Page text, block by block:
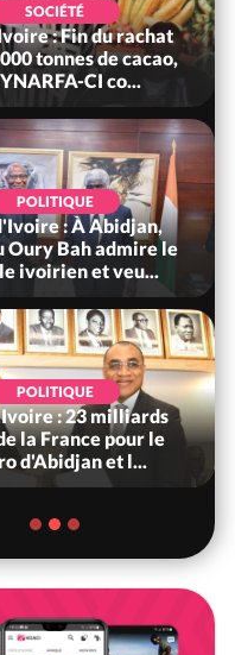
SOCIÉTÉ
: MIRAH, bras
de la mutuelle,
CI saisi...
POLITIQUE
: Violences
à Kossandji (Mé)
fait 03 morts, A...
SOCIÉTÉ
: « On ne veut
chez nous », crient
habitants d...